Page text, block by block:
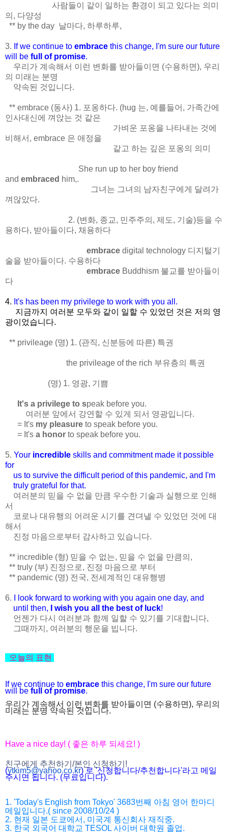
사람들이 같이 일하는 환경이 되고 있다는 의미
의, 다양성
** by the day 날마다, 하루하루,
3. If we continue to embrace this change, I'm sure our future
will be full of promise.
우리가 계속해서 이런 변화를 받아들이면 (수용하면), 우리
의 미래는 분명
약속된 것입니다.
** embrace (동사) 1. 포옹하다. (hug 는, 예를들어, 가족간에
인사대신에 껴앉는 것 같은
가벼운 포옹을 나타내는 것에
비해서, embrace 은 애정을
같고 하는 깊은 포옹의 의미
She run up to her boy friend
and embraced him,.
그녀는 그녀의 남자친구에게 달려가
껴않았다.
2. (변화, 종교, 민주주의, 제도, 기술)등을 수
용하다, 받아들이다, 채용하다
embrace digital technology 디지털기
술을 받아들이다. 수용하다
embrace Buddhism 불교를 받아들이
다
4. It's has been my privilege to work with you all.
지금까지 여러분 모두와 같이 일할 수 있었던 것은 저의 영
광이었습니다.
** privileage (명) 1. (관직, 신분등에 따른) 특권
the privileage of the rich 부유층의 특권
(명) 1. 영광, 기쁨
It's a privilege to speak before you.
여러분 앞에서 강연할 수 있게 되서 영광입니다.
= It's my pleasure to speak before you.
= It's a honor to speak before you.
5. Your incredible skills and commitment made it possible
for
us to survive the difficult period of this pandemic, and I'm
truly grateful for that.
여러분의 믿을 수 없을 만큼 우수한 기술과 실행으로 인해
서
코로나 대유행의 어려운 시기를 견뎌낼 수 있었던 것에 대
해서
진정 마음으로부터 감사하고 있습니다.
** incredible (형) 믿을 수 없는, 믿을 수 없을 만큼의,
** truly (부) 진정으로, 진정 마음으로 부터
** pandemic (명) 전국, 전세계적인 대유행병
6.
I look forward to working with you again one day, and
until then,
I wish you all the best of luck!
언젠가 다시 여러분과 함께 일할 수 있기를 기대합니다,
그때까지, 여러분의 행운을 빕니다.
오늘의 표현
If we continue to embrace this change, I'm sure our future
will be full of promise.
우리가 계속해서 이런 변화를 받아들이면 (수용하면), 우리의
미래는 분명 약속된 것입니다.
Have a nice day! ( 좋은 하루 되세요! )
친구에게 추천하기/본인 신청하기!
(ytkim5@yahoo.co.kr) 로 '신청합니다/추천합니다'라고 메일
주시면 됩니다. (무료입니다).
1. 'Today's English from Tokyo' 3683번째 아침 영어 한마디
메일입니다.( since 2008/10/24 )
2. 현재 일본 도쿄에서, 미국계 통신회사 재직중.
3. 한국 외국어 대학교 TESOL 사이버 대학원 졸업.